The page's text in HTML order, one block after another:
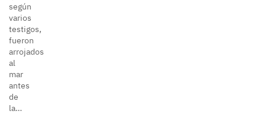
según
varios
testigos,
fueron
arrojados
al
mar
antes
de
la…